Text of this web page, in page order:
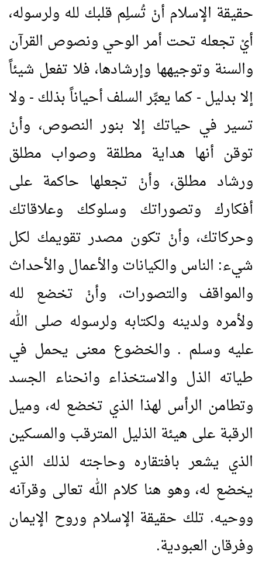
حقيقة الإسلام أنْ تُسلِم قلبك لله ولرسوله،
أيْ تجعله تحت أمر الوحي ونصوص القرآن
والسنة وتوجيهها وإرشادها، فلا تفعل شيئاً
إلا بدليل - كما يعبِّر السلف أحياناً بذلك - ولا
تسير في حياتك إلا بنور النصوص، وأنْ
توقن أنها هداية مطلقة وصواب مطلق
ورشاد مطلق، وأنْ تجعلها حاكمة على
أفكارك وتصوراتك وسلوكك وعلاقاتك
وحركاتك، وأنْ تكون مصدر تقويمك لكل
شيء: الناس والكيانات والأعمال والأحداث
والمواقف والتصورات، وأنْ تخضع لله
ولأمره ولدينه ولكتابه ولرسوله صلى الله
عليه وسلم . والخضوع معنى يحمل في
طياته الذل والاستخذاء وانحناء الجسد
وتطامن الرأس لهذا الذي تخضع له، وميل
الرقبة على هيئة الذليل المترقب والمسكين
الذي يشعر بافتقاره وحاجته لذلك الذي
يخضع له، وهو هنا كلام الله تعالى وقرآنه
ووحيه. تلك حقيقة الإسلام وروح الإيمان
وفرقان العبودية.